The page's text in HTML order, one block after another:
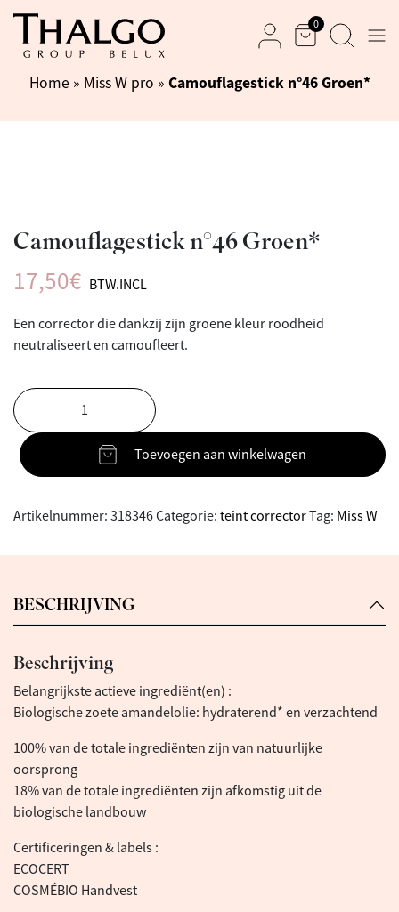
0
Home » Miss W pro » Camouflagestick n°46 Groen*
Camouflagestick n°46 Groen*
17,50€ BTW.INCL
Een corrector die dankzij zijn groene kleur roodheid
neutraliseert en camoufleert.
Toevoegen aan winkelwagen
Artikelnummer: 318346Categorie: teint correctorTag: Miss W
BESCHRIJVING
Beschrijving
Belangrijkste actieve ingrediënt(en) :
Biologische zoete amandelolie: hydraterend* en verzachtend
100% van de totale ingrediënten zijn van natuurlijke
oorsprong
18% van de totale ingrediënten zijn afkomstig uit de
biologische landbouw
Certificeringen & labels :
ECOCERT
COSMÉBIO Handvest